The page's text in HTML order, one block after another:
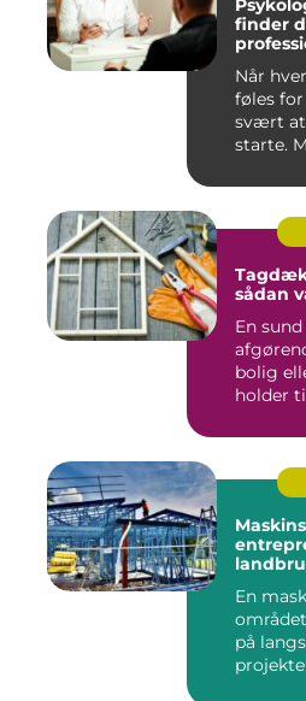
Psykolog
finder
Når
føles
svært at
starte.
sådan
En
bolig
holder
En
på